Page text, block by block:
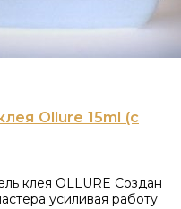
Ollure 15ml (с
клея OLLURE Создан
усиливая работу